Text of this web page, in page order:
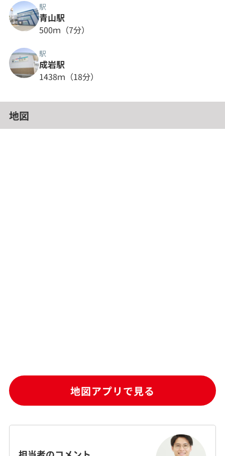
駅
青山駅
500ｍ（7分）
駅
成岩駅
1438ｍ（18分）
地図
地図アプリで見る